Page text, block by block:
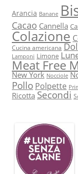
Arancia Banane
Cacao Cannella
Colazione
Cucina americana
Lamponi Limone
Meat Free
New York Nocciole
Pollo Polpette
Ricotta Secondi